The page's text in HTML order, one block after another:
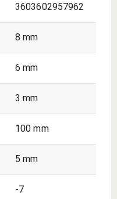
3603602957962
8 mm
6 mm
3 mm
100 mm
5 mm
-7